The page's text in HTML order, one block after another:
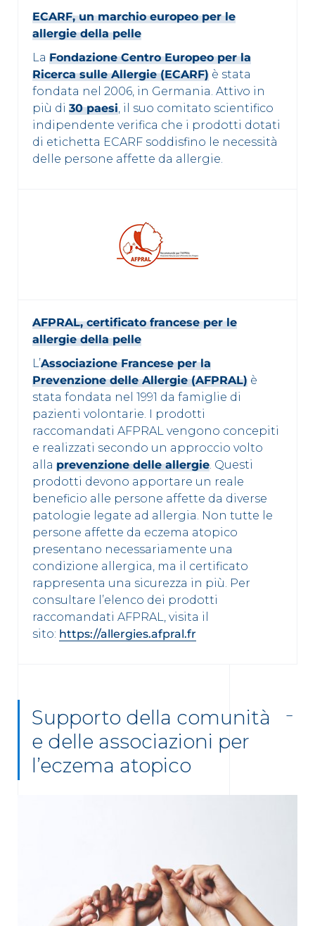
ECARF, un marchio europeo per le
allergie della pelle
La Fondazione Centro Europeo per la
Ricerca sulle Allergie (ECARF) è stata
fondata nel 2006, in Germania. Attivo in
più di 30 paesi, il suo comitato scientifico
indipendente verifica che i prodotti dotati
di etichetta ECARF soddisfino le necessità
delle persone affette da allergie.
AFPRAL, certificato francese per le
allergie della pelle
L’Associazione Francese per la
Prevenzione delle Allergie (AFPRAL) è
stata fondata nel 1991 da famiglie di
pazienti volontarie. I prodotti
raccomandati AFPRAL vengono concepiti
e realizzati secondo un approccio volto
alla prevenzione delle allergie. Questi
prodotti devono apportare un reale
beneficio alle persone affette da diverse
patologie legate ad allergia. Non tutte le
persone affette da eczema atopico
presentano necessariamente una
condizione allergica, ma il certificato
rappresenta una sicurezza in più. Per
consultare l’elenco dei prodotti
raccomandati AFPRAL, visita il
sito: https://allergies.afpral.fr
Supporto della comunità
e delle associazioni per
l’eczema atopico